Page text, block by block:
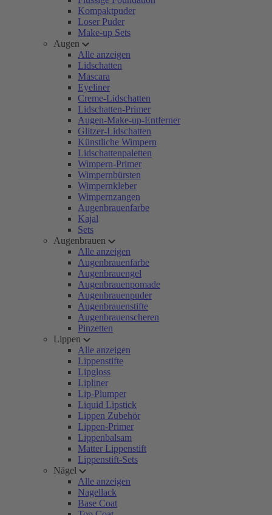
Kompaktpuder
Loser Puder
Make-up Sets
Augen
Alle anzeigen
Lidschatten
Mascara
Eyeliner
Creme-Lidschatten
Lidschatten-Primer
Augen-Make-up-Entferner
Glitzer-Lidschatten
Künstliche Wimpern
Lidschattenpaletten
Wimpern-Primer
Wimpernbürsten
Wimpernkleber
Wimpernzangen
Augenbrauenfarbe
Kajal
Sets
Augenbrauen
Alle anzeigen
Augenbrauenfarbe
Augenbrauengel
Augenbrauenpomade
Augenbrauenpuder
Augenbrauenstifte
Augenbrauenscheren
Pinzetten
Lippen
Alle anzeigen
Lippenstifte
Lipgloss
Lipliner
Lip-Plumper
Liquid Lipstick
Lippen Zubehör
Lippen-Primer
Lippenbalsam
Matter Lippenstift
Lippenstift-Sets
Nägel
Alle anzeigen
Nagellack
Base Coat